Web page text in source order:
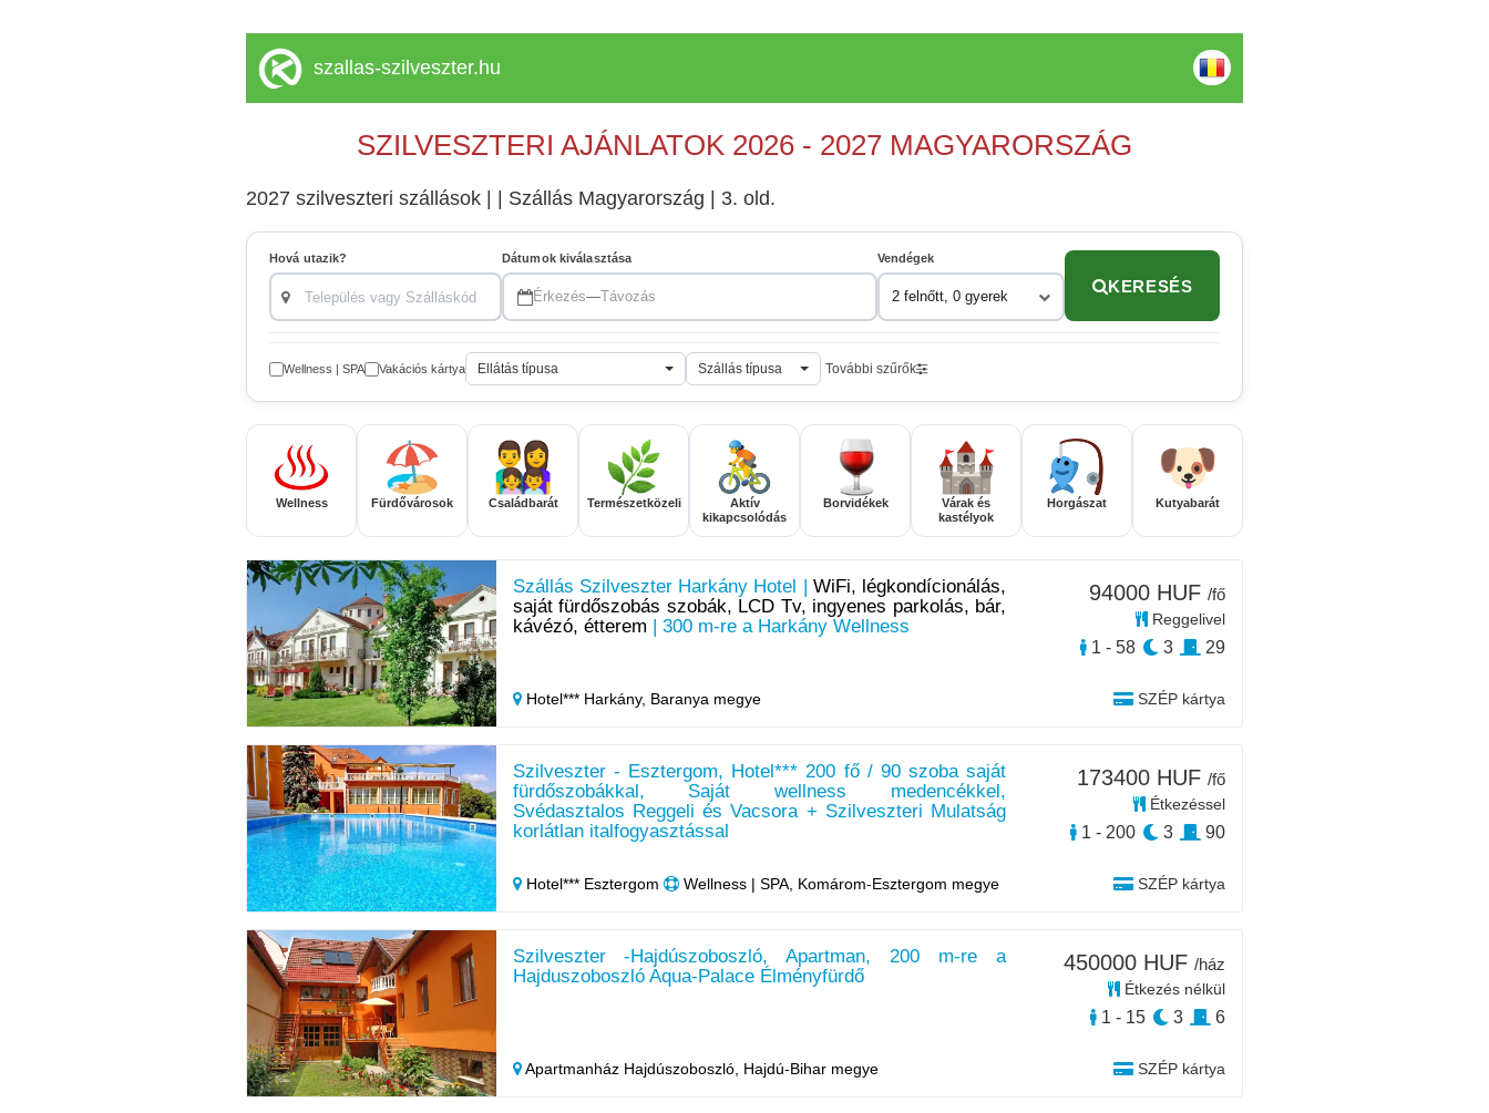
szallas-szilveszter.hu
SZILVESZTERI AJÁNLATOK 2026 - 2027 MAGYARORSZÁG
2027 szilveszteri szállások | | Szállás Magyarország | 3. old.
Hová utazik? Dátumok kiválasztása
Érkezés—Távozás
Vendégek
2 felnőtt, 0 gyerek
KERESÉS
Wellness | SPA Vakációs kártya Ellátás típusa Szállás típusa További szűrők
Wellness Fürdővárosok Családbarát Természetközeli
Aktív
kikapcsolódás
Borvidékek
Várak és
kastélyok
Horgászat Kutyabarát
Szállás Szilveszter Harkány Hotel |WiFi, légkondícionálás,
saját fürdőszobás szobák, LCD Tv, ingyenes parkolás, bár,
kávézó, étterem | 300 m-re a Harkány Wellness
Hotel*** Harkány, Baranya megye SZÉP kártya
94000 HUF /fő
Reggelivel
1 - 58 3 29
Szilveszter - Esztergom, Hotel*** 200 fő / 90 szoba saját
fürdőszobákkal, Saját wellness medencékkel,
Svédasztalos Reggeli és Vacsora + Szilveszteri Mulatság
korlátlan italfogyasztással
Hotel*** Esztergom Wellness | SPA, Komárom-Esztergom megye SZÉP kártya
173400 HUF /fő
Étkezéssel
1 - 200 3 90
Szilveszter -Hajdúszoboszló, Apartman, 200 m-re a
Hajduszoboszló Aqua-Palace Élményfürdő
Apartmanház Hajdúszoboszló, Hajdú-Bihar megye SZÉP kártya
450000 HUF /ház
Étkezés nélkül
1 - 15 3 6